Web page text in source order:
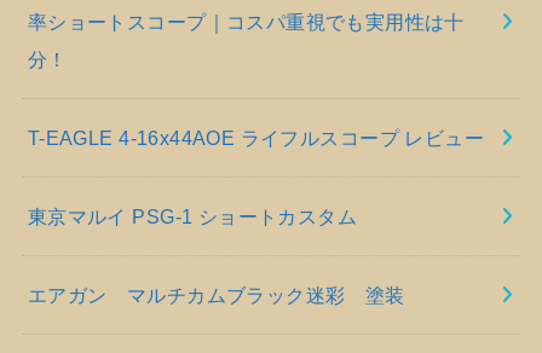
率ショートスコープ｜コスパ重視でも実用性は十
分！
T-EAGLE 4-16x44AOE ライフルスコープ レビュー
東京マルイ PSG-1 ショートカスタム
エアガン マルチカムブラック迷彩 塗装